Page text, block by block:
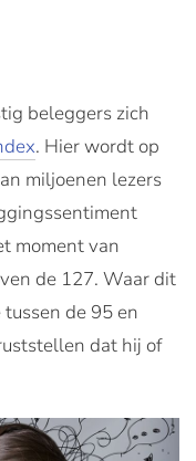
beleggers zich
. Hier wordt op
miljoenen lezers
moment van
de 127. Waar dit
de 95 en
dat hij of